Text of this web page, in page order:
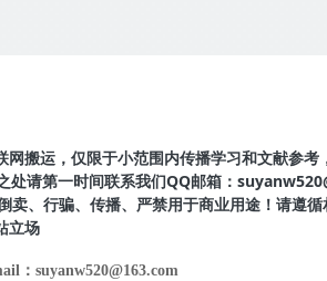
搬运，仅限于小范围内传播学习和文献参考
处请第一时间联系我们QQ邮箱：
卖、行骗、传播、严禁用于商业用途！请遵循
立场
：suyanw520@163.com